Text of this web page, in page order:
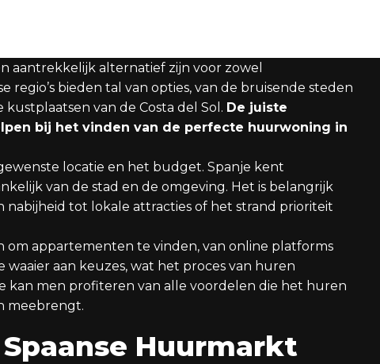
aantrekkelijk alternatief zijn voor zowel
regio’s bieden tal van opties, van de bruisende steden
van de Costa del Sol. De juiste
bij het vinden van de perfecte huurwoning in
locatie en het budget. Spanje kent
van de stad en de omgeving. Het is belangrijk
tot lokale attracties of het strand prioriteit
om appartementen te vinden, van online platforms
aan keuzes, wat het proces van huren
kan men profiteren van alle voordelen die het huren
meebrengt.
Huurmarkt